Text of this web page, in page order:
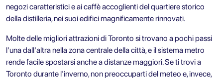
negozi caratteristici e ai caffè accoglienti del quartiere storico
della distilleria, nei suoi edifici magnificamente rinnovati.
Molte delle migliori attrazioni di Toronto si trovano a pochi passi
l'una dall'altra nella zona centrale della città, e il sistema metro
rende facile spostarsi anche a distanze maggiori. Se ti trovi a
Toronto durante l'inverno, non preoccuparti del meteo e, invece,